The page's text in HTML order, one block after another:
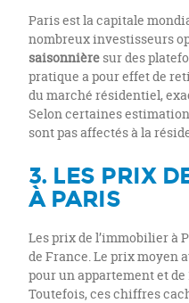
Paris est la capitale
nombreux investisseurs
saisonnière sur des
pratique a pour effet de
du marché résidentiel,
Selon certaines
sont pas affectés à la
3. LES PRIX
À PARIS
Les prix de l’immobilier à
de France. Le prix moyen
pour un appartement et de
Toutefois, ces chiffres